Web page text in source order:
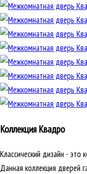
Коллекция Квадро
Классический дизайн -
Данная коллекция дверей